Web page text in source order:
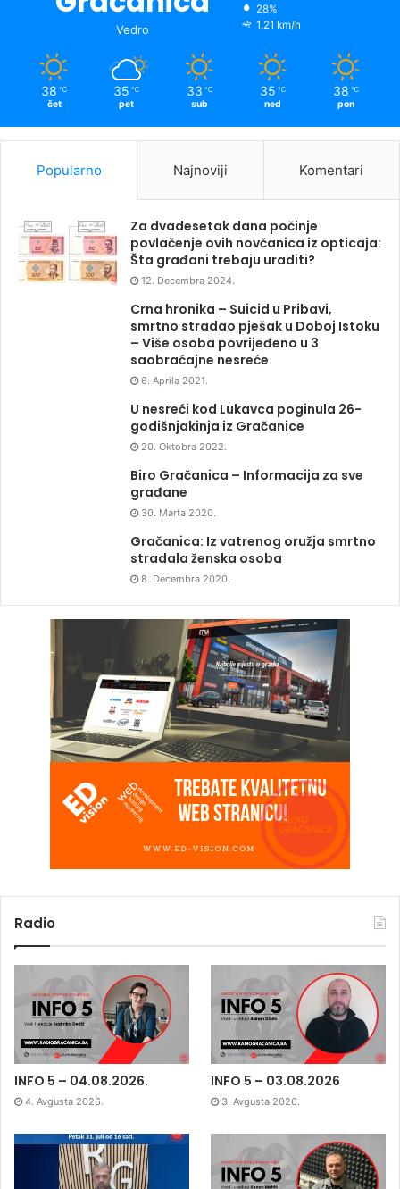
Vedro
28%
1.21 km/h
38 ℃
čet
35 ℃
pet
33 ℃
sub
35 ℃
ned
38 ℃
pon
Popularno Najnoviji Komentari
Za dvadesetak dana počinje
povlačenje ovih novčanica iz opticaja:
Šta građani trebaju uraditi?
12. Decembra 2024.
Crna hronika – Suicid u Pribavi,
smrtno stradao pješak u Doboj Istoku
– Više osoba povrijeđeno u 3
saobraćajne nesreće
6. Aprila 2021.
U nesreći kod Lukavca poginula 26-
godišnjakinja iz Gračanice
20. Oktobra 2022.
Biro Gračanica – Informacija za sve
građane
30. Marta 2020.
Gračanica: Iz vatrenog oružja smrtno
stradala ženska osoba
8. Decembra 2020.
Radio
INFO 5 – 04.08.2026.
4. Avgusta 2026.
INFO 5 – 03.08.2026
3. Avgusta 2026.